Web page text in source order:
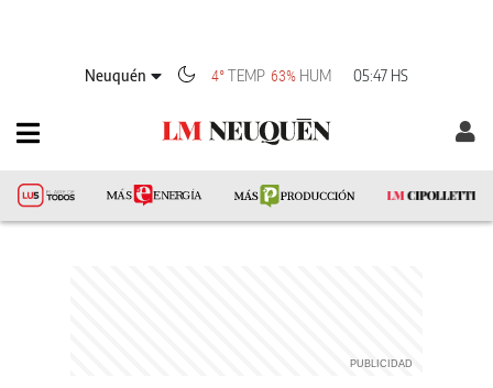
Neuquén 4°TEMP 63% HUM 05:47 HS